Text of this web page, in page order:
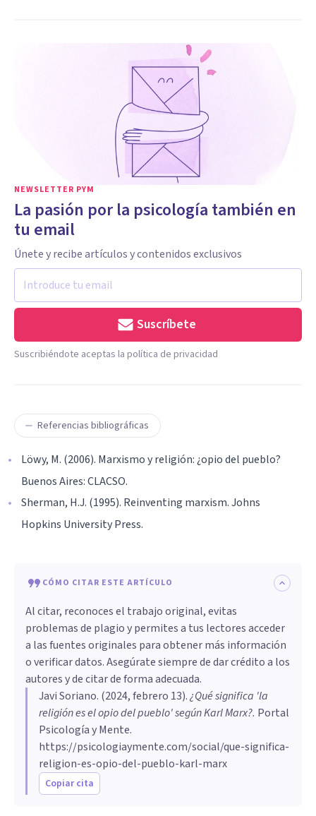
NEWSLETTER PYM
La pasión por la psicología también en
tu email
Únete y recibe artículos y contenidos exclusivos
Suscríbete
Suscribiéndote aceptas la política de privacidad
Referencias bibliográficas
Löwy, M. (2006). Marxismo y religión: ¿opio del pueblo?
Buenos Aires: CLACSO.
Sherman, H.J. (1995). Reinventing marxism. Johns
Hopkins University Press.
CÓMO CITAR ESTE ARTÍCULO
Al citar, reconoces el trabajo original, evitas
problemas de plagio y permites a tus lectores acceder
a las fuentes originales para obtener más información
o verificar datos. Asegúrate siempre de dar crédito a los
autores y de citar de forma adecuada.
Javi Soriano. (2024, febrero 13).¿Qué significa 'la
religión es el opio del pueblo' según Karl Marx?. Portal
Psicología y Mente.
https://psicologiaymente.com/social/que-significa-
religion-es-opio-del-pueblo-karl-marx
Copiar cita